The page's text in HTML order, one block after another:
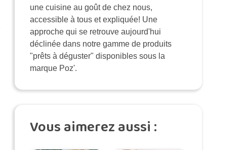
une cuisine au goût de chez nous,
accessible à tous et expliquée! Une
approche qui se retrouve aujourd'hui
déclinée dans notre gamme de produits
"prêts à déguster" disponibles sous la
marque Poz'.
Vous aimerez aussi :